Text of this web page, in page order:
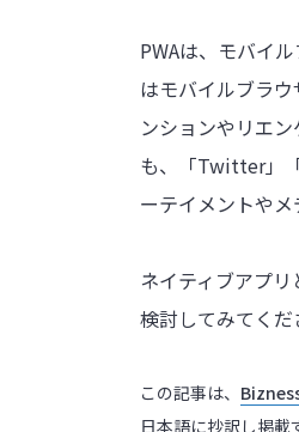
PWAは、モバイ
はモバイルブラ
ンションやリエ
も、「Twitter」
ーテイメントやメ
ネイティブアプ
検討してみてくだ
この記事は、
日本語に抄訳し掲